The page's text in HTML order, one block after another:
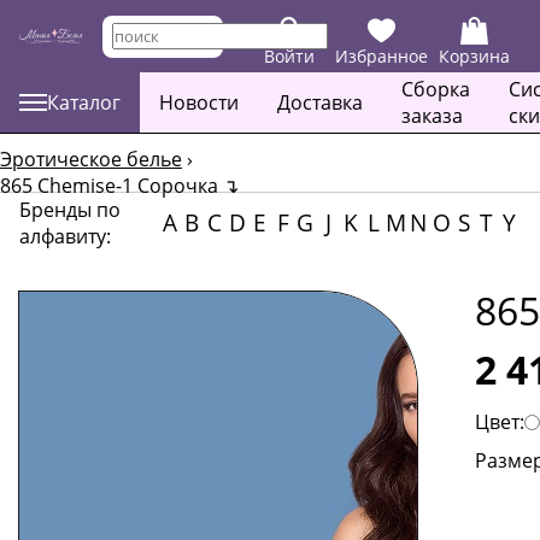
Войти Избранное Корзина
Каталог Новости Доставка
Сборка
заказа
Эротическое белье›
865 Chemise-1 Сорочка↴
Бренды по
алфавиту:
A B C D E F G J K L MN O S T Y
2
Цвет: